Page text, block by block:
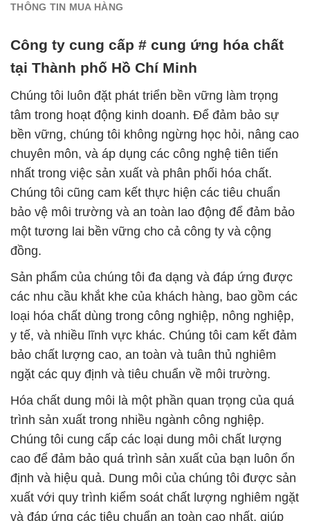
THÔNG TIN MUA HÀNG
Công ty cung cấp # cung ứng hóa chất
tại Thành phố Hồ Chí Minh
Chúng tôi luôn đặt phát triển bền vững làm trọng
tâm trong hoạt động kinh doanh. Để đảm bảo sự
bền vững, chúng tôi không ngừng học hỏi, nâng cao
chuyên môn, và áp dụng các công nghệ tiên tiến
nhất trong việc sản xuất và phân phối hóa chất.
Chúng tôi cũng cam kết thực hiện các tiêu chuẩn
bảo vệ môi trường và an toàn lao động để đảm bảo
một tương lai bền vững cho cả công ty và cộng
đồng.
Sản phẩm của chúng tôi đa dạng và đáp ứng được
các nhu cầu khắt khe của khách hàng, bao gồm các
loại hóa chất dùng trong công nghiệp, nông nghiệp,
y tế, và nhiều lĩnh vực khác. Chúng tôi cam kết đảm
bảo chất lượng cao, an toàn và tuân thủ nghiêm
ngặt các quy định và tiêu chuẩn về môi trường.
Hóa chất dung môi là một phần quan trọng của quá
trình sản xuất trong nhiều ngành công nghiệp.
Chúng tôi cung cấp các loại dung môi chất lượng
cao để đảm bảo quá trình sản xuất của bạn luôn ổn
định và hiệu quả. Dung môi của chúng tôi được sản
xuất với quy trình kiểm soát chất lượng nghiêm ngặt
và đáp ứng các tiêu chuẩn an toàn cao nhất, giúp